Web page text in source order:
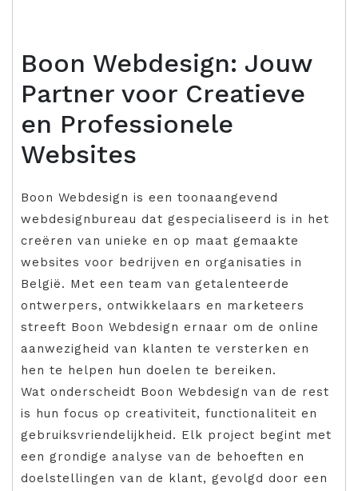
Boon Webdesign: Jouw
Partner voor Creatieve
en Professionele
Websites
Boon Webdesign is een toonaangevend
webdesignbureau dat gespecialiseerd is in het
creëren van unieke en op maat gemaakte
websites voor bedrijven en organisaties in
België. Met een team van getalenteerde
ontwerpers, ontwikkelaars en marketeers
streeft Boon Webdesign ernaar om de online
aanwezigheid van klanten te versterken en
hen te helpen hun doelen te bereiken.
Wat onderscheidt Boon Webdesign van de rest
is hun focus op creativiteit, functionaliteit en
gebruiksvriendelijkheid. Elk project begint met
een grondige analyse van de behoeften en
doelstellingen van de klant, gevolgd door een